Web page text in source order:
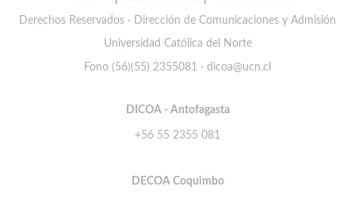
Derechos Reservados · Dirección de Comunicaciones y Admisión
Universidad Católica del Norte
Fono (56)(55) 2355081 · dicoa@ucn.cl
DICOA - Antofagasta
+56 55 2355 081
DECOA Coquimbo